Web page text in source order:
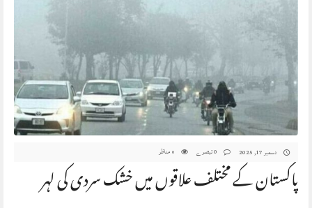
دسمبر 17, 2025 0 مناظر
پاکستان کے مختلف علاقوں میں خشک سردی کی لہر